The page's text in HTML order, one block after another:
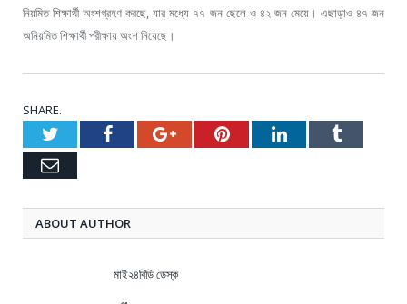
নিয়মিত শিক্ষার্থী অংশগ্রহণ করছে,যার মধ্যে ৭৭ জন ছেলে ও ৪২ জন মেয়ে। এছাড়াও ৪৭ জন
অনিয়মিত শিক্ষার্থী পরীক্ষায় অংশ নিয়েছে।
SHARE.
TwitterFacebookGoogle+PinterestLinkedInTumblr
Email
ABOUT AUTHOR
মাই২৪বিডি ডেস্ক